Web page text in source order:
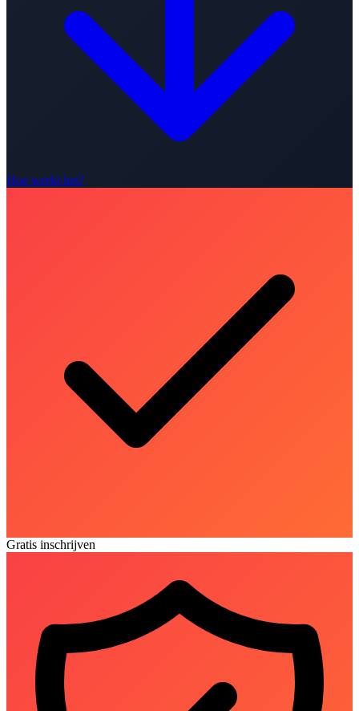
Hoe werkt het?
Gratis inschrijven